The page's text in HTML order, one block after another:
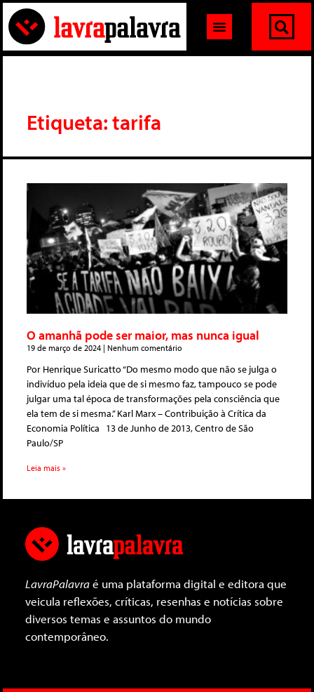
Etiqueta: tarifa
O amanhã pode ser maior, mas nunca igual
19 de março de 2024 Nenhum comentário
Por Henrique Suricatto “Do mesmo modo que não se julga o
indivíduo pela ideia que de si mesmo faz, tampouco se pode
julgar uma tal época de transformações pela consciência que
ela tem de si mesma.” Karl Marx – Contribuição à Crítica da
Economia Política 13 de Junho de 2013, Centro de São
Paulo/SP
Leia mais »
LavraPalavraé uma plataforma digital e editora que
veicula reflexões, críticas, resenhas e notícias sobre
diversos temas e assuntos do mundo
contemporâneo.